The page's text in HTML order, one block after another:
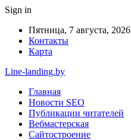
Sign in
Пятница, 7 августа, 2026
Контакты
Карта
Line-landing.by
Главная
Новости SEO
Публикации читателей
Вебмастерская
Сайтостроение